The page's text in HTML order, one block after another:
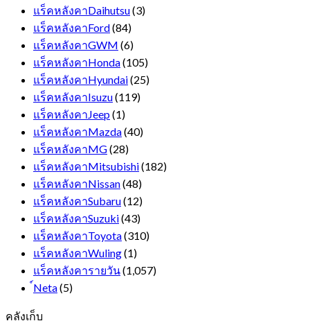
แร็คหลังคาDaihutsu(3)
แร็คหลังคาFord(84)
แร็คหลังคาGWM (6)
แร็คหลังคาHonda(105)
แร็คหลังคาHyundai(25)
แร็คหลังคาIsuzu(119)
แร็คหลังคาJeep(1)
แร็คหลังคาMazda(40)
แร็คหลังคาMG(28)
แร็คหลังคาMitsubishi(182)
แร็คหลังคาNissan(48)
แร็คหลังคาSubaru(12)
แร็คหลังคาSuzuki(43)
แร็คหลังคาToyota(310)
แร็คหลังคาWuling(1)
แร็คหลังคารายวัน(1,057)
์Neta(5)
คลังเก็บ